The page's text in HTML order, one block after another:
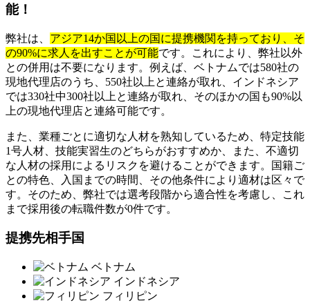
能！
弊社は、 アジア14か国以上の国に提携機関を持っており、そ
の90%に求人を出すことが可能です。これにより、弊社以外
との併用は不要になります。例えば、ベトナムでは580社の
現地代理店のうち、550社以上と連絡が取れ、インドネシア
では330社中300社以上と連絡が取れ、そのほかの国も90%以
上の現地代理店と連絡可能です。
また、業種ごとに適切な人材を熟知しているため、特定技能
1号人材、技能実習生のどちらがおすすめか、また、不適切
な人材の採用によるリスクを避けることができます。国籍ご
との特色、入国までの時間、その他条件により適材は区々で
す。そのため、弊社では選考段階から適合性を考慮し、これ
まで採用後の転職件数が0件です。
提携先相手国
ベトナム
インドネシア
フィリピン